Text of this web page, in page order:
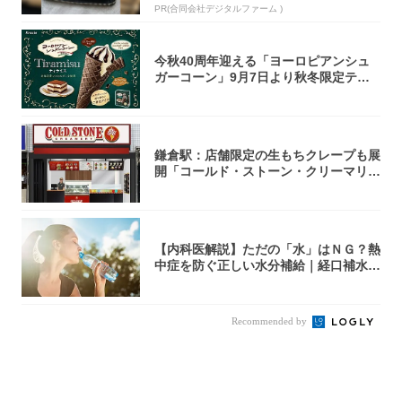
PR(合同会社デジタルファーム )
今秋40周年迎える「ヨーロピアンシュ
ガーコーン」9月7日より秋冬限定ティ
鎌倉駅：店舗限定の生もちクレープも展
開「コールド・ストーン・クリーマリ
【内科医解説】ただの「水」はＮＧ？熱
中症を防ぐ正しい水分補給｜経口補水
Recommended by